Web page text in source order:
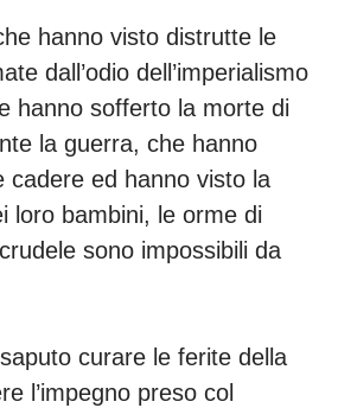
hanno visto distrutte le
dall’odio dell’imperialismo
hanno sofferto la morte di
la guerra, che hanno
cadere ed hanno visto la
loro bambini, le orme di
sono impossibili da
curare le ferite della
l’impegno preso col